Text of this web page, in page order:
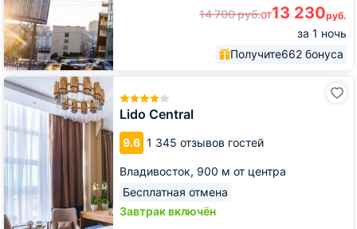
14 700руб.от13 230руб.
за 1 ночь
Получите662 бонуса
Lido Central
9.6 1 345 отзывов гостей
Владивосток, 900 м от центра
Бесплатная отмена
Завтрак включён
Lido
Central